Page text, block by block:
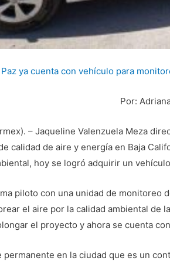
Paz ya cuenta con vehículo para
Por:
– Jaqueline Valenzuela Meza
calidad de aire y energía en Baja
hoy se logró adquirir un
piloto con una unidad de
el aire por la calidad ambiental
el proyecto y ahora se cuenta
permanente en la ciudad que es un